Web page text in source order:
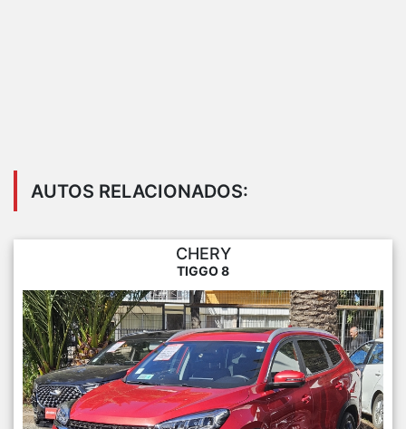
AUTOS RELACIONADOS:
CHERY
TIGGO 8